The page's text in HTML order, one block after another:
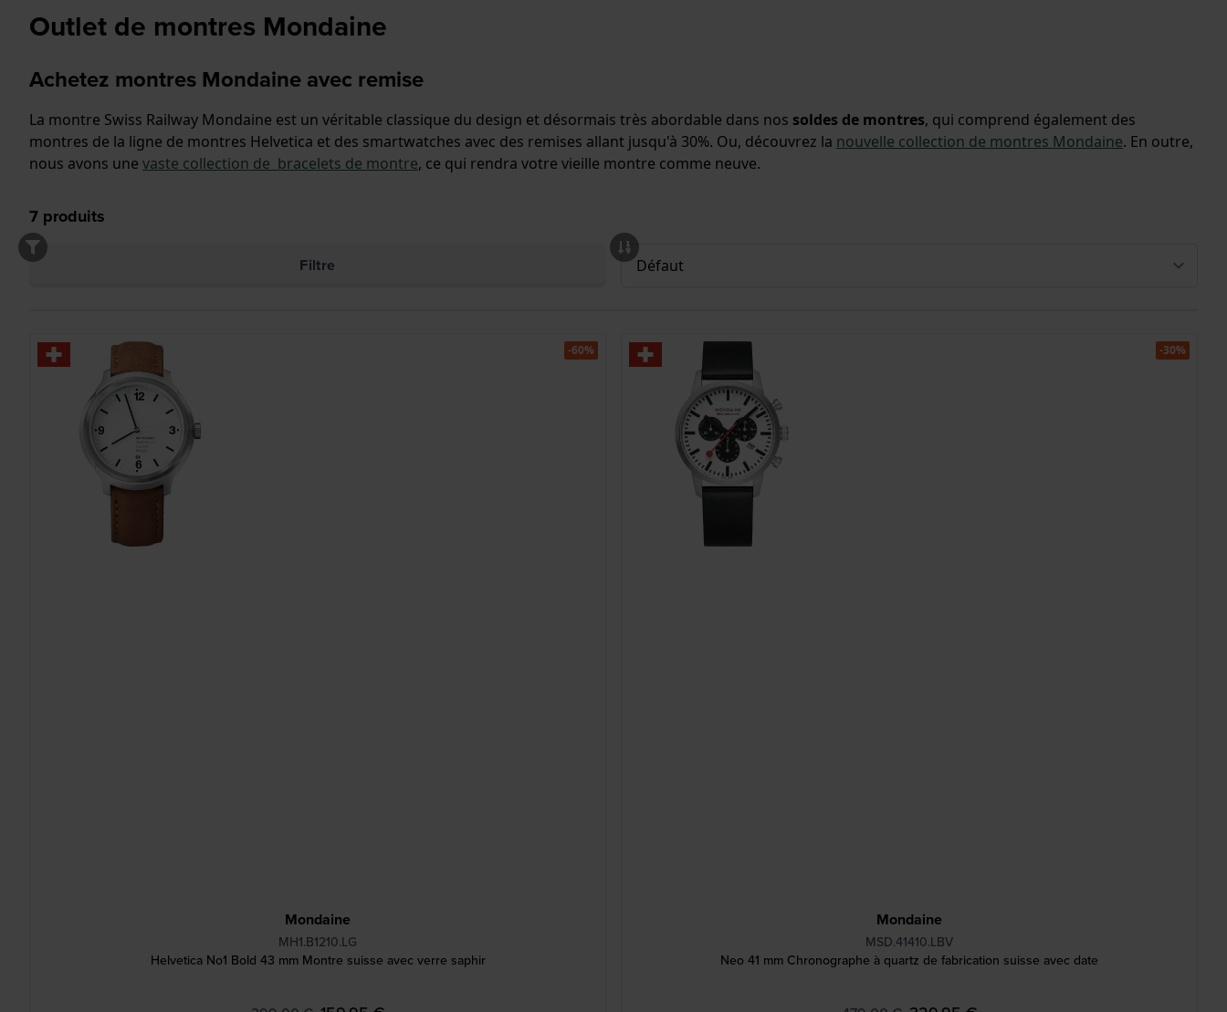
Outlet de montres Mondaine
Achetez montres Mondaine avec remise
La montre Swiss Railway Mondaine est un véritable classique du design et désormais très abordable dans nos soldes de montres, qui comprend également des
montres de la ligne de montres Helvetica et des smartwatches avec des remises allant jusqu'à 30%. Ou, découvrez la nouvelle collection de montres Mondaine. En outre,
nous avons une vaste collection de bracelets de montre, ce qui rendra votre vieille montre comme neuve.
7 produits
Filtre
Mondaine
MH1.B1210.LG
Helvetica No1 Bold 43 mm Montre suisse avec verre saphir
-60%
Mondaine
MSD.41410.LBV
Neo 41 mm Chronographe à quartz de fabrication suisse avec date
-30%